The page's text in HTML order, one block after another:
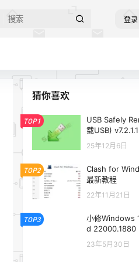
登录
猜你喜欢
TOP1
USB Safely
载USB)
25年12月6日
TOP2
Clash for
最新教程
22年11月21日
TOP3
小修Windows
d 22000.1880
23年5月30日